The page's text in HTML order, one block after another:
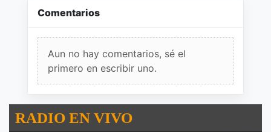
Comentarios
Aun no hay comentarios, sé el
primero en escribir uno.
RADIO EN VIVO